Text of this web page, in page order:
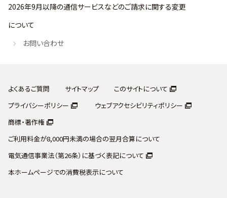
2026年9月以降の通信サービスなどのご請求に関する変更
について
お問い合わせ
よくあるご質問 サイトマップ
このサイトについて
プライバシーポリシー
ウェブアクセシビリティポリシー
商標・著作権
ご利用料金が8,000円未満の場合の翌月合算について
電気通信事業法（第26条）に基づく表記について
本ホームページでの消費税表示について